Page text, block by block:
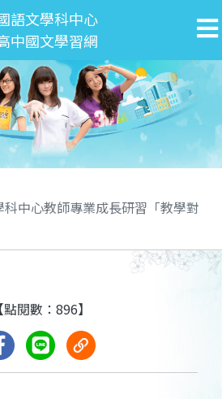
語文學科中心
中國文學習網
中心教師專業成長研習「教學對
【點閱數：896】